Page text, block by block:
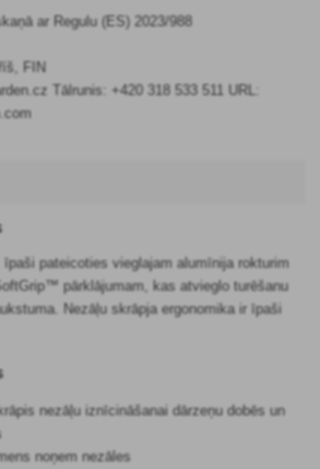
ar Regulu (ES) 2023/988
FIN
Tālrunis: +420 318 533 511 URL:
pateicoties vieglajam alumīnija rokturim
pārklājumam, kas atvieglo turēšanu
Nezāļu skrāpja ergonomika ir īpaši
nezāļu iznīcināšanai dārzeņu dobēs un
noņem nezāles